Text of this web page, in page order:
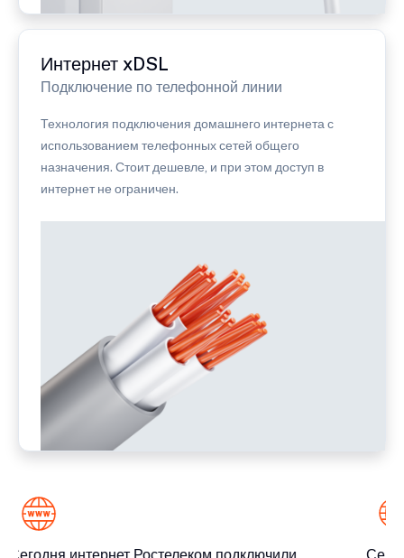
Интернет xDSL
Подключение по телефонной линии
Технология подключения домашнего интернета с
использованием телефонных сетей общего
назначения. Стоит дешевле, и при этом доступ в
интернет не ограничен.